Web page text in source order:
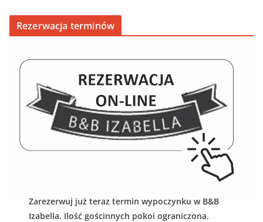
Rezerwacja terminów
Zarezerwuj już teraz termin wypoczynku w B&B
Izabella. Ilość gościnnych pokoi ograniczona.